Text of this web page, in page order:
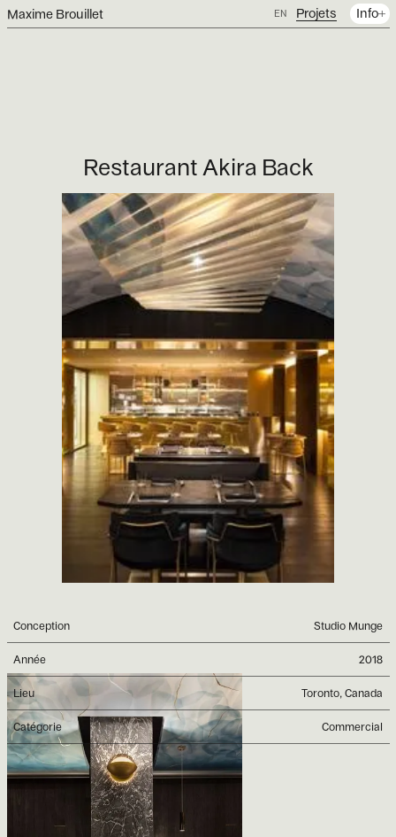
Maxime Brouillet EN Projets Info
Restaurant Akira Back
Conception Studio Munge
Année 2018
Lieu Toronto, Canada
Catégorie Commercial